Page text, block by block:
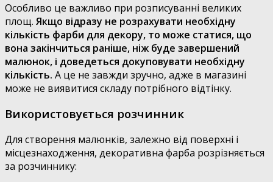
Особливо це важливо при розписуванні великих
площ. Якщо відразу не розрахувати необхідну
кількість фарби для декору, то може статися, що
вона закінчиться раніше, ніж буде завершений
малюнок, і доведеться докуповувати необхідну
кількість. А це не завжди зручно, адже в магазині
може не виявитися складу потрібного відтінку.
Використовується розчинник
Для створення малюнків, залежно від поверхні і
місцезнаходження, декоративна фарба розрізняється
за розчиннику: